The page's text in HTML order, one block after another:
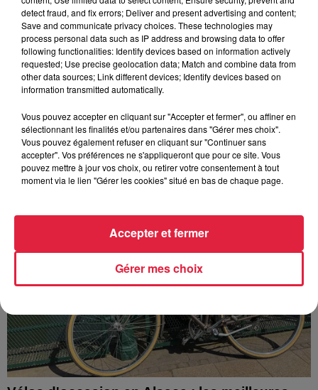
Europa-Park : des précisons sur l’après Euro-
Mir
Pendant trois décennies, l'Euro-Mir a fait tourner les têtes
des visiteurs. La mythique montagne russe s'apprête
désormais à disparaître du paysage du parc...
detect fraud, and fix errors; Deliver and present advertising and content;
Save and communicate privacy choices. These technologies may
process personal data such as IP address and browsing data to offer
following functionalities: Identify devices based on information actively
requested; Use precise geolocation data; Match and combine data from
other data sources; Link different devices; Identify devices based on
information transmitted automatically.
Vous pouvez accepter en cliquant sur "Accepter et fermer", ou affiner en
sélectionnant les finalités et/ou partenaires dans "Gérer mes choix".
Vous pouvez également refuser en cliquant sur "Continuer sans
accepter". Vos préférences ne s'appliqueront que pour ce site. Vous
pouvez mettre à jour vos choix, ou retirer votre consentement à tout
moment via le lien "Gérer les cookies" situé en bas de chaque page.
Gérer mes choix
Accepter et fermer